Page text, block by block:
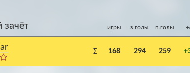
игры з.голы п.голы
Σ 168 294 259